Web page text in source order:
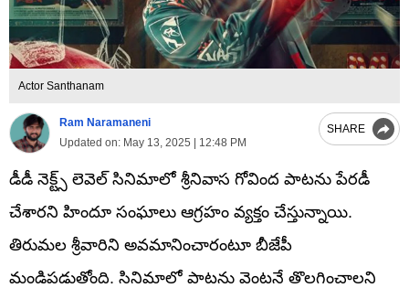
Actor Santhanam
Ram Naramaneni
Updated on: May 13, 2025 | 12:48 PM
SHARE
డీడీ నెక్ట్స్‌ లెవెల్ సినిమాలో శ్రీనివాస గోవింద పాటను పేరడీ
చేశారని హిందూ సంఘాలు ఆగ్రహం వ్యక్తం చేస్తున్నాయి.
తిరుమల శ్రీవారిని అవమానించారంటూ బీజేపీ
మండిపడుతోంది. సినిమాలో పాటను వెంటనే తొలగించాలని